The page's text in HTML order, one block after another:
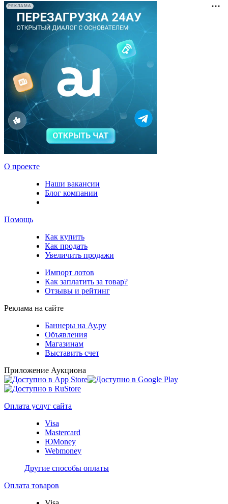
РЕКЛАМА
О проекте
Наши вакансии
Блог компании
Помощь
Как купить
Как продать
Увеличить продажи
Импорт лотов
Как заплатить за товар?
Отзывы и рейтинг
Реклама на сайте
Баннеры на Ау.ру
Объявления
Магазинам
Выставить счет
Приложение Аукциона
Оплата услуг сайта
Visa
Mastercard
ЮMoney
Webmoney
Другие способы оплаты
Оплата товаров